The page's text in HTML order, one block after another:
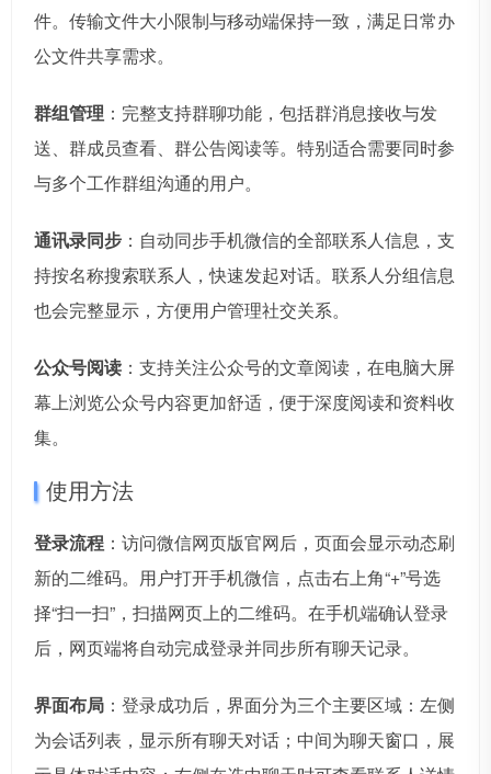
件。传输文件大小限制与移动端保持一致，满足日常办
公文件共享需求。
群组管理 ：完整支持群聊功能，包括群消息接收与发
送、群成员查看、群公告阅读等。特别适合需要同时参
与多个工作群组沟通的用户。
通讯录同步 ：自动同步手机微信的全部联系人信息，支
持按名称搜索联系人，快速发起对话。联系人分组信息
也会完整显示，方便用户管理社交关系。
公众号阅读 ：支持关注公众号的文章阅读，在电脑大屏
幕上浏览公众号内容更加舒适，便于深度阅读和资料收
集。
使用方法
登录流程 ：访问微信网页版官网后，页面会显示动态刷
新的二维码。用户打开手机微信，点击右上角“+”号选
择“扫一扫”，扫描网页上的二维码。在手机端确认登录
后，网页端将自动完成登录并同步所有聊天记录。
界面布局 ：登录成功后，界面分为三个主要区域：左侧
为会话列表，显示所有聊天对话；中间为聊天窗口，展